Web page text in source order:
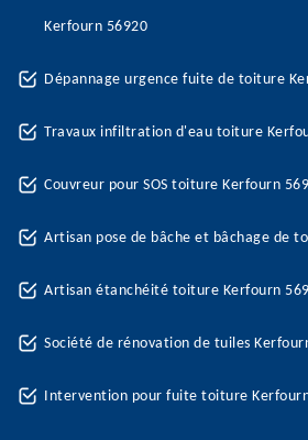
Kerfourn 56920
Dépannage urgence fuite de toiture
Travaux infiltration d'eau toiture
Couvreur pour SOS toiture Kerfourn
Artisan pose de bâche et bâchage de
Artisan étanchéité toiture Kerfourn
Société de rénovation de tuiles
Intervention pour fuite toiture